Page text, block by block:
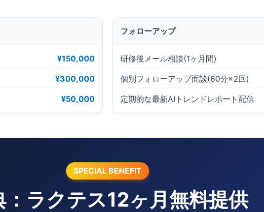
¥150,000
¥300,000
¥50,000
フォローアップ
研修後メール相談(1ヶ月間)
個別フォローアップ面談(60分×2回)
定期的な最新AIトレンドレポート配信
SPECIAL BENEFIT
：ラクテス12ヶ月無料提供